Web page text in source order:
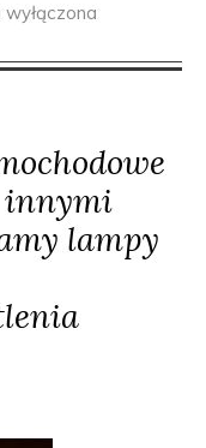
wyłączona
innymi
lampy